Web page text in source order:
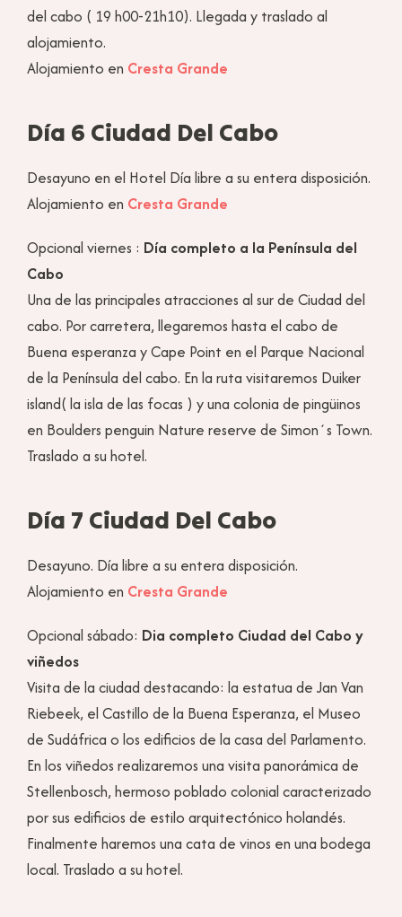
del cabo ( 19 h00-21h10). Llegada y traslado al
alojamiento.
Alojamiento en Cresta Grande
Día 6 Ciudad Del Cabo
Desayuno en el Hotel Día libre a su entera disposición.
Alojamiento en Cresta Grande
Opcional viernes : Día completo a la Península del
Cabo
Una de las principales atracciones al sur de Ciudad del
cabo. Por carretera, llegaremos hasta el cabo de
Buena esperanza y Cape Point en el Parque Nacional
de la Península del cabo. En la ruta visitaremos Duiker
island( la isla de las focas ) y una colonia de pingüinos
en Boulders penguin Nature reserve de Simon´s Town.
Traslado a su hotel.
Día 7 Ciudad Del Cabo
Desayuno. Día libre a su entera disposición.
Alojamiento en Cresta Grande
Opcional sábado: Dia completo Ciudad del Cabo y
viñedos
Visita de la ciudad destacando: la estatua de Jan Van
Riebeek, el Castillo de la Buena Esperanza, el Museo
de Sudáfrica o los edificios de la casa del Parlamento.
En los viñedos realizaremos una visita panorámica de
Stellenbosch, hermoso poblado colonial caracterizado
por sus edificios de estilo arquitectónico holandés.
Finalmente haremos una cata de vinos en una bodega
local. Traslado a su hotel.